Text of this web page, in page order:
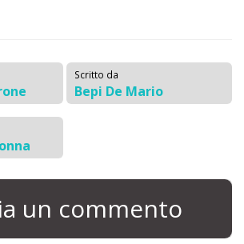
Scritto da
Bepi De Mario
un commento